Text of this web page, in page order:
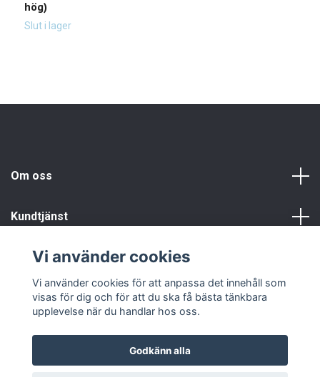
hög)
Slut i lager
Om oss
Kundtjänst
Vi använder cookies
Vi använder cookies för att anpassa det innehåll som
visas för dig och för att du ska få bästa tänkbara
upplevelse när du handlar hos oss.
Godkänn alla